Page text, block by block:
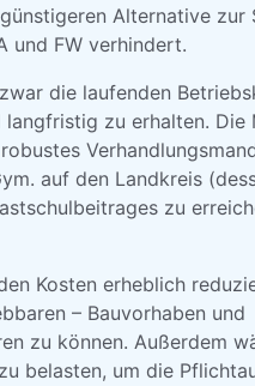
Alternative zur
und FW verhindert.
die laufenden
zu erhalten. Die
auf den Landkreis
zu
Kosten erheblich
– Bauvorhaben und
zu können. Außerdem
belasten, um die